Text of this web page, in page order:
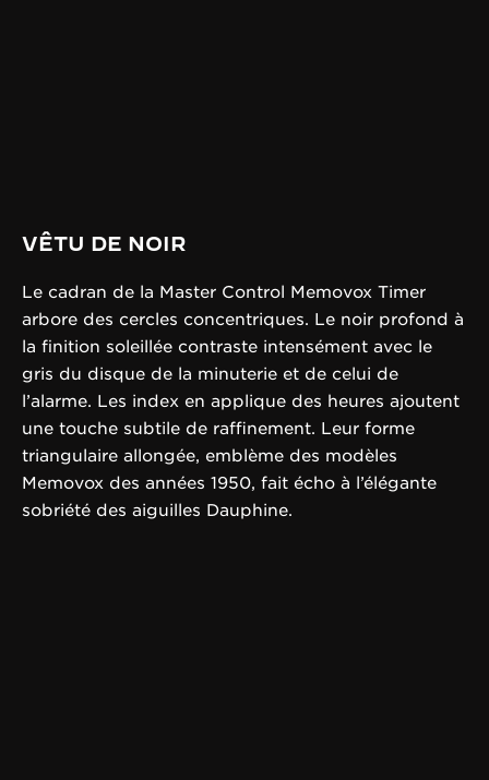
VÊTU DE NOIR
Le cadran de la Master Control Memovox Timer
arbore des cercles concentriques. Le noir profond à
la finition soleillée contraste intensément avec le
gris du disque de la minuterie et de celui de
l’alarme. Les index en applique des heures ajoutent
une touche subtile de raffinement. Leur forme
triangulaire allongée, emblème des modèles
Memovox des années 1950, fait écho à l’élégante
sobriété des aiguilles Dauphine.